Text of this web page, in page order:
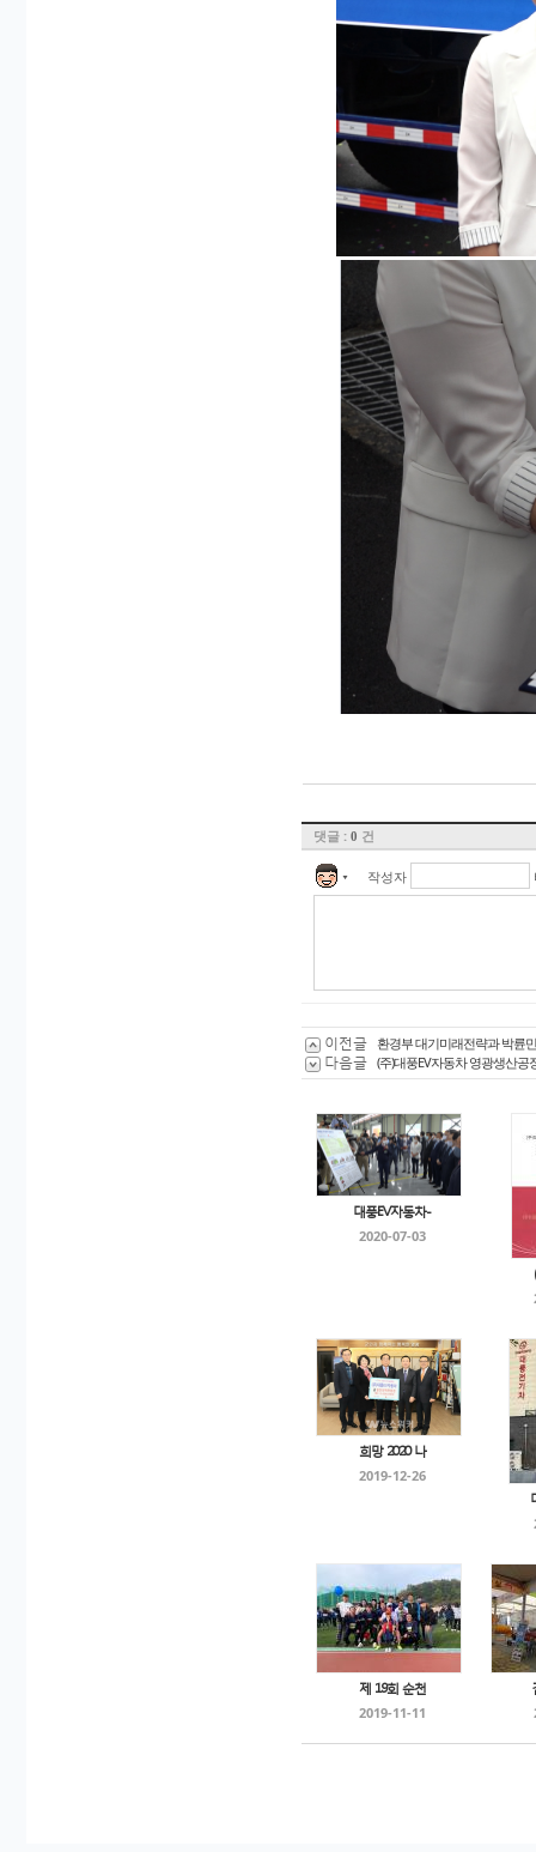
댓글 : 0 건
▼ 작성자
이전글 환경부 대기미래전략과 박륜
다음글 (주)대풍EV자동차 영광생산공
대풍EV자동차-
2020-07-03
희망 2020 나
2019-12-26
제 19회 순천
2019-11-11